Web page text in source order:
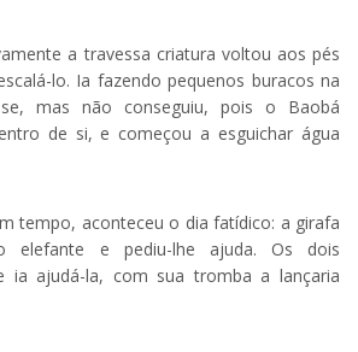
a travessa criatura voltou aos pés
lo. Ia fazendo pequenos buracos na
mas não conseguiu, pois o Baobá
de si, e começou a esguichar água
tempo, aconteceu o dia fatídico: a girafa
elefante e pediu-lhe ajuda. Os dois
ia ajudá-la, com sua tromba a lançaria